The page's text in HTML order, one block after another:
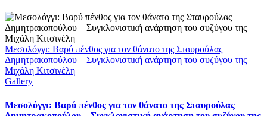
Μεσολόγγι: Βαρύ πένθος για τον θάνατο της Σταυρούλας
Δημητρακοπούλου – Συγκλονιστική ανάρτηση του συζύγου της
Μιχάλη Κιτσινέλη
Gallery
Μεσολόγγι: Βαρύ πένθος για τον θάνατο της Σταυρούλας